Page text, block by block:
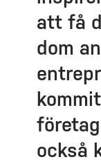
att få
dom
också